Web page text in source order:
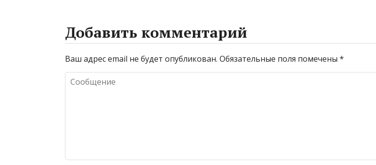
Добавить комментарий
Ваш адрес email не будет опубликован. Обязательные поля помечены *